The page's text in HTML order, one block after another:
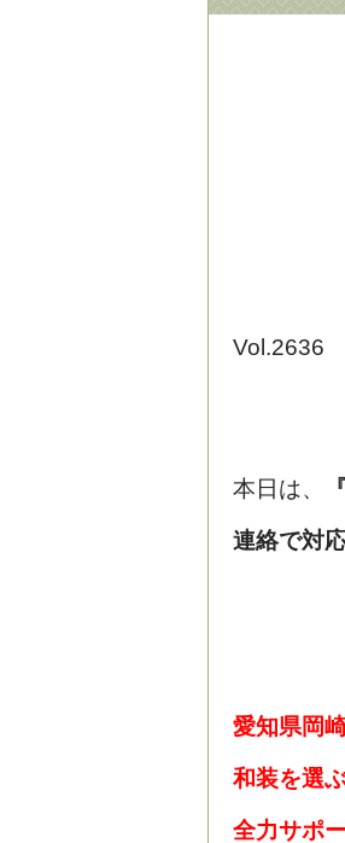
Vol.2636
本日は、
連絡で対
愛知県岡
和装を選
全力サポ